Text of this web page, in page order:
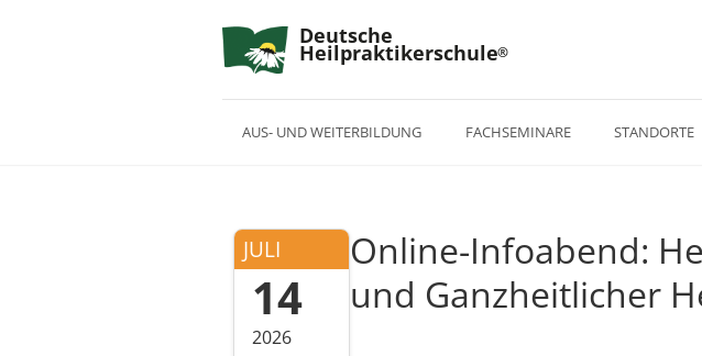
Deutsche
Heilpraktikerschule
AUS- UND WEITERBILDUNG FACHSEMINARE STANDORTE
JULI
14
2026
Online-Infoabend:
und Ganzheitlicher